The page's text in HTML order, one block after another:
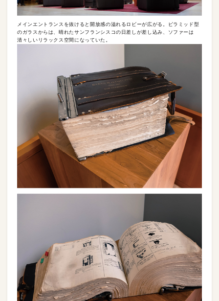
メインエントランスを抜けると開放感の溢れるロビーが広がる。ピラミッド型
のガラスからは、晴れたサンフランシスコの日差しが差し込み、ソファーは
清々しいリラックス空間になっていた。